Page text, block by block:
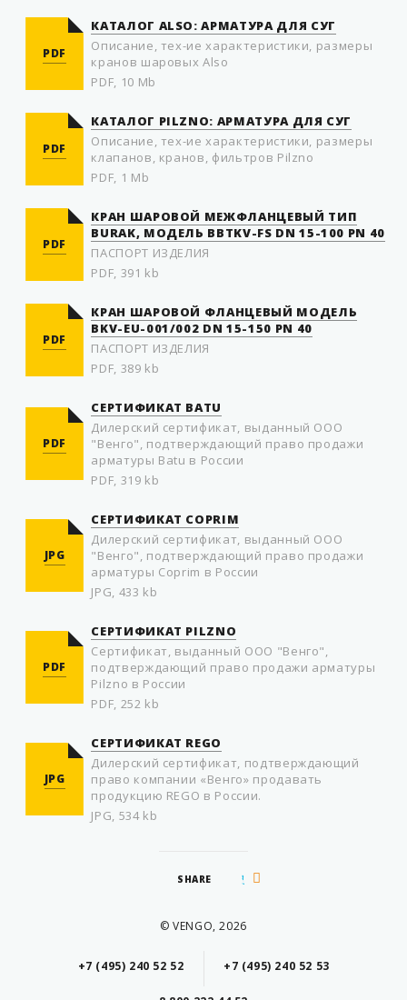
PDF
КАТАЛОГ ALSO: АРМАТУРА ДЛЯ СУГ
Описание, тех-ие характеристики, размеры
кранов шаровых Also
PDF, 10 Mb
PDF
КАТАЛОГ PILZNO: АРМАТУРА ДЛЯ СУГ
Описание, тех-ие характеристики, размеры
клапанов, кранов, фильтров Pilzno
PDF, 1 Mb
PDF
КРАН ШАРОВОЙ МЕЖФЛАНЦЕВЫЙ ТИП
BURAK, МОДЕЛЬ BBTKV-FS DN 15-100 PN 40
ПАСПОРТ ИЗДЕЛИЯ
PDF, 391 kb
PDF
КРАН ШАРОВОЙ ФЛАНЦЕВЫЙ МОДЕЛЬ
BKV-EU-001/002 DN 15-150 PN 40
ПАСПОРТ ИЗДЕЛИЯ
PDF, 389 kb
PDF
СЕРТИФИКАТ BATU
Дилерский сертификат, выданный ООО
"Венго", подтверждающий право продажи
арматуры Batu в России
PDF, 319 kb
JPG
СЕРТИФИКАТ COPRIM
Дилерский сертификат, выданный ООО
"Венго", подтверждающий право продажи
арматуры Coprim в России
JPG, 433 kb
PDF
СЕРТИФИКАТ PILZNO
Cертификат, выданный ООО "Венго",
подтверждающий право продажи арматуры
Pilzno в России
PDF, 252 kb
JPG
СЕРТИФИКАТ REGO
Дилерский сертификат, подтверждающий
право компании «Венго» продавать
продукцию REGO в России.
JPG, 534 kb
SHARE
© VENGO, 2026
+7 (495) 240 52 52 +7 (495) 240 52 53